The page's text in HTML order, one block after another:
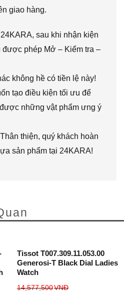
giao hàng.
sau khi nhận kiện
được phép Mở – Kiểm tra –
không hề có tiền lệ này!
tạo điều kiện tối ưu để
những vật phẩm ưng ý
thiện, quý khách hoàn
sản phẩm tại 24KARA!
Tissot T007.309.11.053.00
Generosi-T Black Dial Ladies
Watch
14,577,500VNĐ